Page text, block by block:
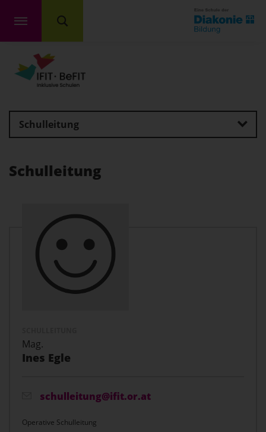
Schulleitung
Schulleitung
Mag.
Ines Egle
schulleitung@ifit.or.at
Operative Schulleitung